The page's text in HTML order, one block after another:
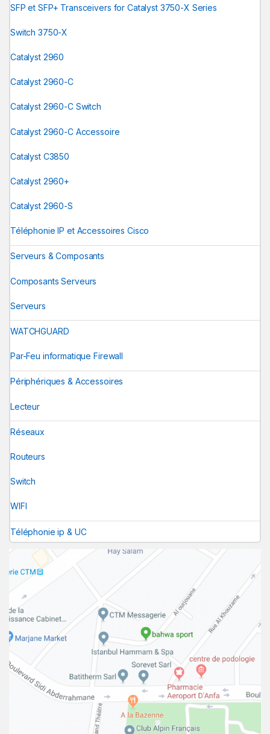
SFP et SFP+ Transceivers for Catalyst 3750-X Series
Switch 3750-X
Catalyst 2960
Catalyst 2960-C
Catalyst 2960-C Switch
Catalyst 2960-C Accessoire
Catalyst C3850
Catalyst 2960+
Catalyst 2960-S
Téléphonie IP et Accessoires Cisco
Serveurs & Composants
Composants Serveurs
Serveurs
WATCHGUARD
Par-Feu informatique Firewall
Périphériques & Accessoires
Lecteur
Réseaux
Routeurs
Switch
WIFI
Téléphonie ip & UC